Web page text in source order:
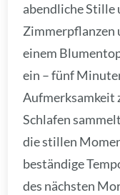
abendliche Stille
Zimmerpflanzen
einem
ein – fünf
Aufmerksamkeit
Schlafen
die stillen
beständige
des nächsten